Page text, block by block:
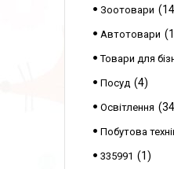
Зоотовари 14
Автотовари
Товари для
Посуд 4
Освітлення 34
Побутова
335991 1